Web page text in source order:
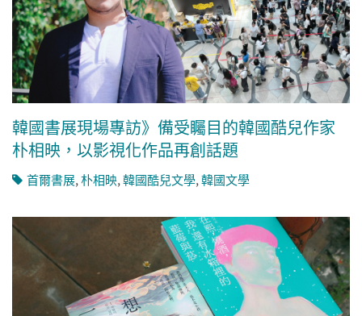
韓國書展現場專訪》備受矚目的韓國酷兒作家
朴相映，以影視化作品再創話題
首爾書展,朴相映,韓國酷兒文學,韓國文學